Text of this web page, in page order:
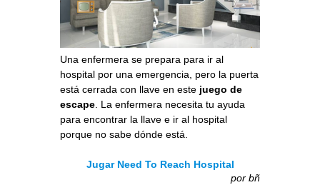
Una enfermera se prepara para ir al
hospital por una emergencia, pero la puerta
está cerrada con llave en este juego de
escape. La enfermera necesita tu ayuda
para encontrar la llave e ir al hospital
porque no sabe dónde está.
Jugar Need To Reach Hospital
por bñ